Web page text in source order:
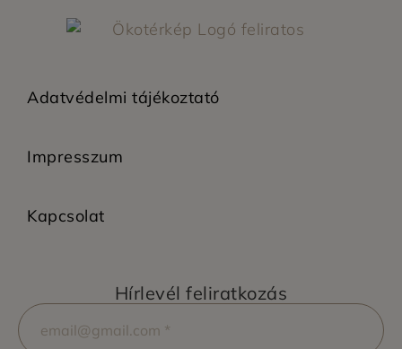
Adatvédelmi tájékoztató
Impresszum
Kapcsolat
Hírlevél feliratkozás